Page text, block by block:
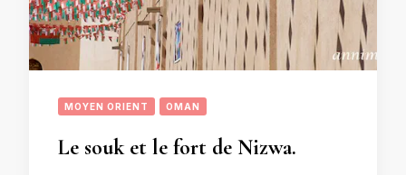
MOYEN ORIENT OMAN
Le souk et le fort de Nizwa.